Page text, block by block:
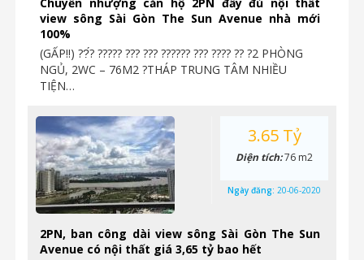
view sông Sài Gòn The Sun Avenue nhà mới
100%
(GẤP‼️) ??́? ????? ??? ??? ?????? ??? ???? ?? ?2 PHÒNG
NGỦ, 2WC – 76M2 ?THÁP TRUNG TÂM NHIỀU
TIỆN…
2PN, ban công dài view sông Sài Gòn The Sun
Avenue có nội thất giá 3,65 tỷ bao hết
3.65 Tỷ
Diện tích:76 m2
Ngày đăng: 20-06-2020